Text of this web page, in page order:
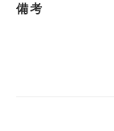
備考